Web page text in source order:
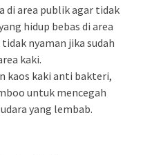
di area publik agar tidak
hidup bebas di area
nyaman jika sudah
kaki.
kaos kaki anti bakteri,
untuk mencegah
yang lembab.